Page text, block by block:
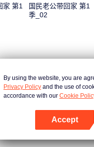
家 第1
国民老公带回家 第1
季_02
国民老公带回家 第
国民老公带回家 第
By using the website, you are
Privacy Policy and the use of
accordance with our Cookie
Accept